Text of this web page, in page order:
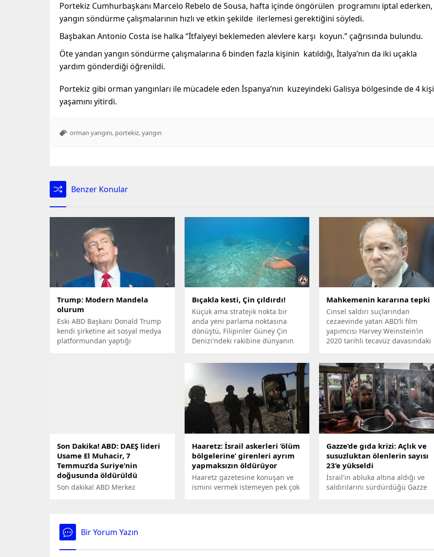
Portekiz Cumhurbaşkanı Marcelo Rebelo de Sousa, hafta içinde öngörülen programını iptal ederken,
yangın söndürme çalışmalarının hızlı ve etkin şekilde ilerlemesi gerektiğini söyledi.
Başbakan Antonio Costa ise halka “İtfaiyeyi beklemeden alevlere karşı koyun.” çağrısında bulundu.
Öte yandan yangın söndürme çalışmalarına 6 binden fazla kişinin katıldığı, İtalya’nın da iki uçakla
yardım gönderdiği öğrenildi.
Portekiz gibi orman yangınları ile mücadele eden İspanya’nın kuzeyindeki Galisya bölgesinde de 4 kişi
yaşamını yitirdi.
orman yangını, portekiz,yangın
Benzer Konular
Trump: Modern Mandela
olurum
Eski ABD Başkanı Donald Trump
kendi şirketine ait sosyal medya
platformundan yaptığı
Bıçakla kesti, Çin çıldırdı!
Küçük ama stratejik nokta bir
anda yeni parlama noktasına
dönüştü, Filipinler Güney Çin
Denizi'ndeki rakibine dünyanın
Mahkemenin kararına tepki
Cinsel saldırı suçlarından
cezaevinde yatan ABD’li film
yapımcısı Harvey Weinstein’in
2020 tarihli tecavüz davasındaki
Son Dakika! ABD: DAEŞ lideri
Usame El Muhacir, 7
Temmuz’da Suriye’nin
doğusunda öldürüldü
Son dakika! ABD Merkez
düzenlenen bir operasyonda
terör örgütü DAEŞin lideri Usame
Haaretz: İsrail askerleri ‘ölüm
bölgelerine’ girenleri ayrım
yapmaksızın öldürüyor
Haaretz gazetesine konuşan ve
ismini vermek istemeyen pek çok
Gazze’de gıda krizi: Açlık ve
susuzluktan ölenlerin sayısı
23’e yükseldi
İsrail'in abluka altına aldığı ve
saldırılarını sürdürdüğü Gazze
Bir Yorum Yazın